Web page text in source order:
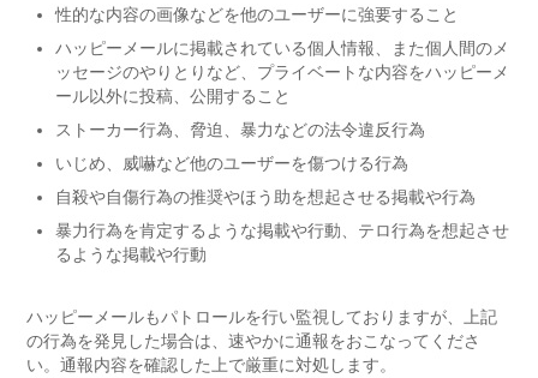
性的な内容の画像などを他のユーザーに強要すること
ハッピーメールに掲載されている個人情報、また個人間のメ
ッセージのやりとりなど、プライベートな内容をハッピーメ
ール以外に投稿、公開すること
ストーカー行為、脅迫、暴力などの法令違反行為
いじめ、威嚇など他のユーザーを傷つける行為
自殺や自傷行為の推奨やほう助を想起させる掲載や行為
暴力行為を肯定するような掲載や行動、テロ行為を想起させ
るような掲載や行動
ハッピーメールもパトロールを行い監視しておりますが、上記
の行為を発見した場合は、速やかに通報をおこなってくださ
い。通報内容を確認した上で厳重に対処します。